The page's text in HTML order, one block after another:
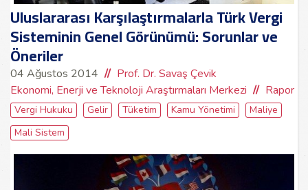
Uluslararası Karşılaştırmalarla Türk Vergi
Sisteminin Genel Görünümü: Sorunlar ve
Öneriler
04 Ağustos 2014
Prof. Dr. Savaş Çevik
Ekonomi, Enerji ve Teknoloji Araştırmaları Merkezi
Rapor
Vergi Hukuku Gelir Tüketim Kamu Yönetimi
Maliye
Mali Sistem